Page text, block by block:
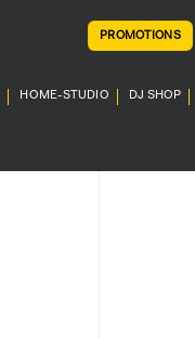
PROMOTIONS
HOME-STUDIO DJ SHOP